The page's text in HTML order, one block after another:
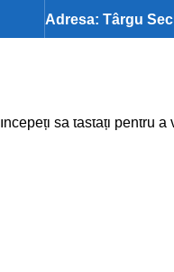
Adresa: Târgu
Începeți să tastați pentru